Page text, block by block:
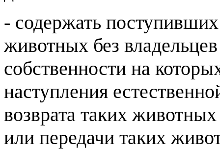
- содержать
животных без
собственности на
наступления
возврата таких
или передачи таких